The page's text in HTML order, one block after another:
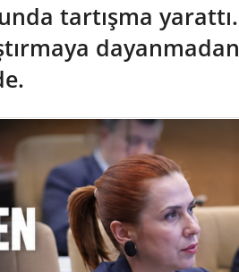
tartışma yarattı.
dayanmadan